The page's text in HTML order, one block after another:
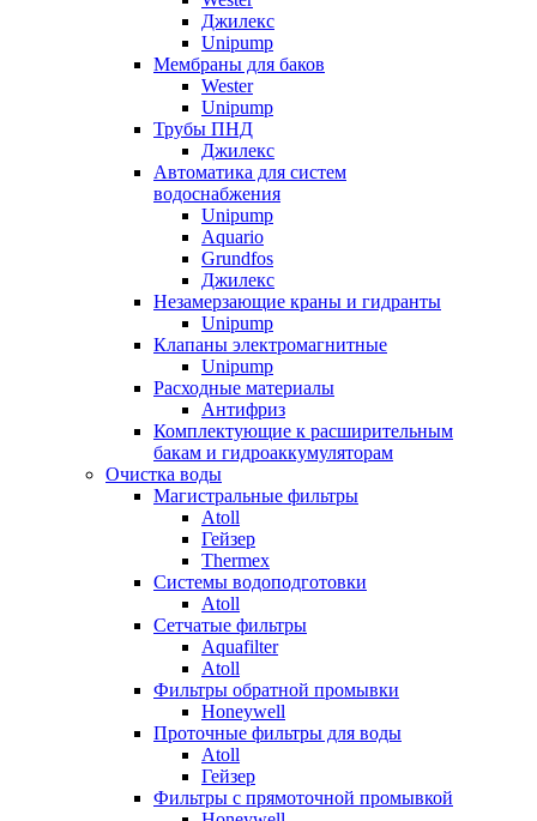
Джилекс
Unipump
Мембраны для баков
Wester
Unipump
Трубы ПНД
Джилекс
Автоматика для систем
водоснабжения
Unipump
Aquario
Grundfos
Джилекс
Незамерзающие краны и гидранты
Unipump
Клапаны электромагнитные
Unipump
Расходные материалы
Антифриз
Комплектующие к расширительным
бакам и гидроаккумуляторам
Очистка воды
Магистральные фильтры
Atoll
Гейзер
Thermex
Системы водоподготовки
Atoll
Сетчатые фильтры
Aquafilter
Atoll
Фильтры обратной промывки
Honeywell
Проточные фильтры для воды
Atoll
Гейзер
Фильтры с прямоточной промывкой